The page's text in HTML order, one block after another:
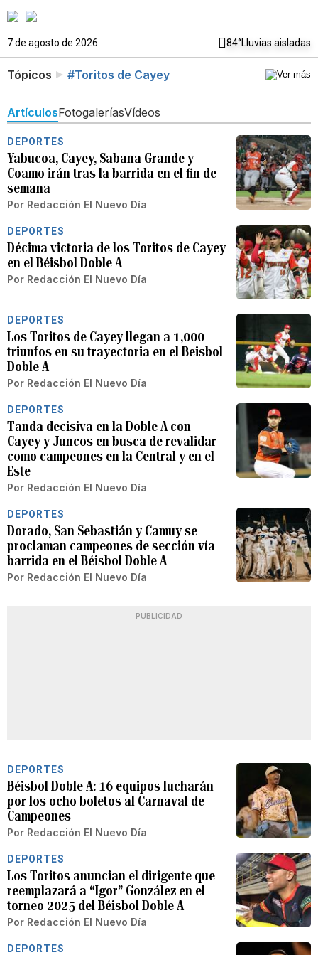
7 de agosto de 2026 84°Lluvias aisladas
Tópicos #Toritos de Cayey
ArtículosFotogaleríasVídeos
DEPORTES
Yabucoa, Cayey, Sabana Grande y
Coamo irán tras la barrida en el fin de
semana
Por Redacción El Nuevo Día
DEPORTES
Décima victoria de los Toritos de Cayey
en el Béisbol Doble A
Por Redacción El Nuevo Día
DEPORTES
Los Toritos de Cayey llegan a 1,000
triunfos en su trayectoria en el Beisbol
Doble A
Por Redacción El Nuevo Día
DEPORTES
Tanda decisiva en la Doble A con
Cayey y Juncos en busca de revalidar
como campeones en la Central y en el
Este
Por Redacción El Nuevo Día
DEPORTES
Dorado, San Sebastián y Camuy se
proclaman campeones de sección vía
barrida en el Béisbol Doble A
Por Redacción El Nuevo Día
PUBLICIDAD
DEPORTES
Béisbol Doble A: 16 equipos lucharán
por los ocho boletos al Carnaval de
Campeones
Por Redacción El Nuevo Día
DEPORTES
Los Toritos anuncian el dirigente que
reemplazará a “Igor” González en el
torneo 2025 del Béisbol Doble A
Por Redacción El Nuevo Día
DEPORTES